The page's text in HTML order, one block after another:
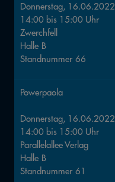
Donnerstag, 16.06.2022
14:00 bis 15:00 Uhr
Zwerchfell
Halle B
Standnummer 66
Powerpaola
Donnerstag, 16.06.2022
14:00 bis 15:00 Uhr
Parallelallee Verlag
Halle B
Standnummer 61